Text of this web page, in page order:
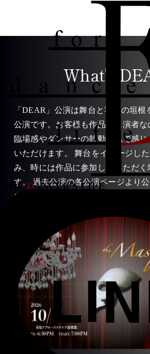
What's
「DEAR」公演は舞台と客席の垣根
公演です。お客様も作品の出演者
臨場感やダンサーの鼓動を肌で感じ
いただけます。 舞台をイメージし
み、時には作品に参加していただく
す。 過去公演の各公演ページより
や動画がご覧になれます。